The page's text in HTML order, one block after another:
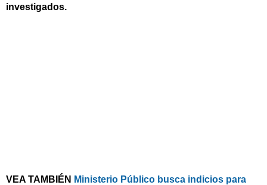
investigados.
VEA TAMBIÉN Ministerio Público busca indicios para